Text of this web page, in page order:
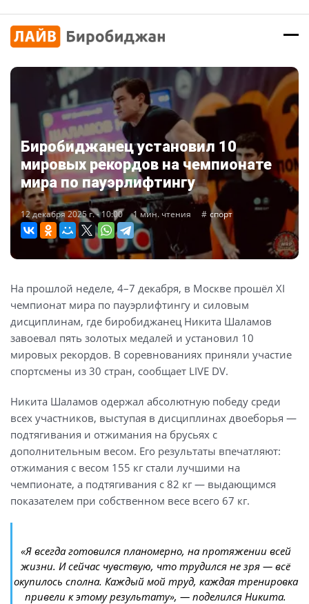
Биробиджанец установил 10
мировых рекордов на чемпионате
мира по пауэрлифтингу
12 декабря 2025 г. - 10:00 1 мин. чтения спорт
На прошлой неделе, 4–7 декабря, в Москве прошёл XI
чемпионат мира по пауэрлифтингу и силовым
дисциплинам, где биробиджанец Никита Шаламов
завоевал пять золотых медалей и установил 10
мировых рекордов. В соревнованиях приняли участие
спортсмены из 30 стран, сообщает LIVE DV.
Никита Шаламов одержал абсолютную победу среди
всех участников, выступая в дисциплинах двоеборья —
подтягивания и отжимания на брусьях с
дополнительным весом. Его результаты впечатляют:
отжимания с весом 155 кг стали лучшими на
чемпионате, а подтягивания с 82 кг — выдающимся
показателем при собственном весе всего 67 кг.
«Я всегда готовился планомерно, на протяжении всей
жизни. И сейчас чувствую, что трудился не зря — всё
окупилось сполна. Каждый мой труд, каждая тренировка
привели к этому результату», — поделился Никита.